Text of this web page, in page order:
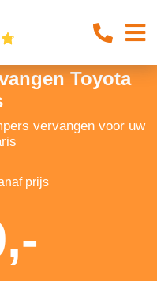
Toyota
vervangen voor uw
prijs